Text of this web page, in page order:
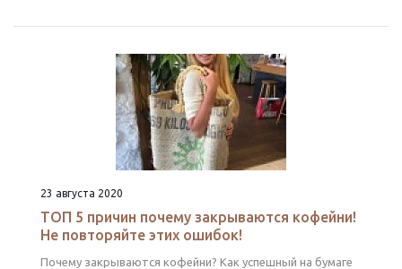
23 августа 2020
ТОП 5 причин почему закрываются кофейни!
Не повторяйте этих ошибок!
Почему закрываются кофейни? Как успешный на бумаге